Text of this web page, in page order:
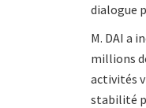
dialogue
M. DAI a
millions
activités
stabilité